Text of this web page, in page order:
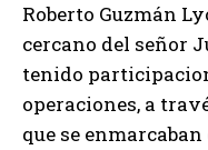
Roberto Guzmán
cercano del señor
tenido
operaciones, a
que se